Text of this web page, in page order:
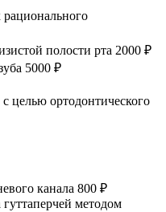
рационального
полости рта 2000 ₽
5000 ₽
целью ортодонтического
канала 800 ₽
методом